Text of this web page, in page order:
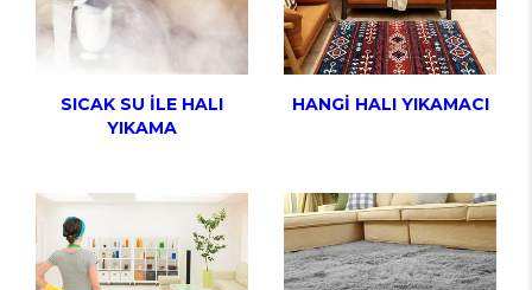
SICAK SU İLE HALI
YIKAMA
HANGİ HALI YIKAMACI